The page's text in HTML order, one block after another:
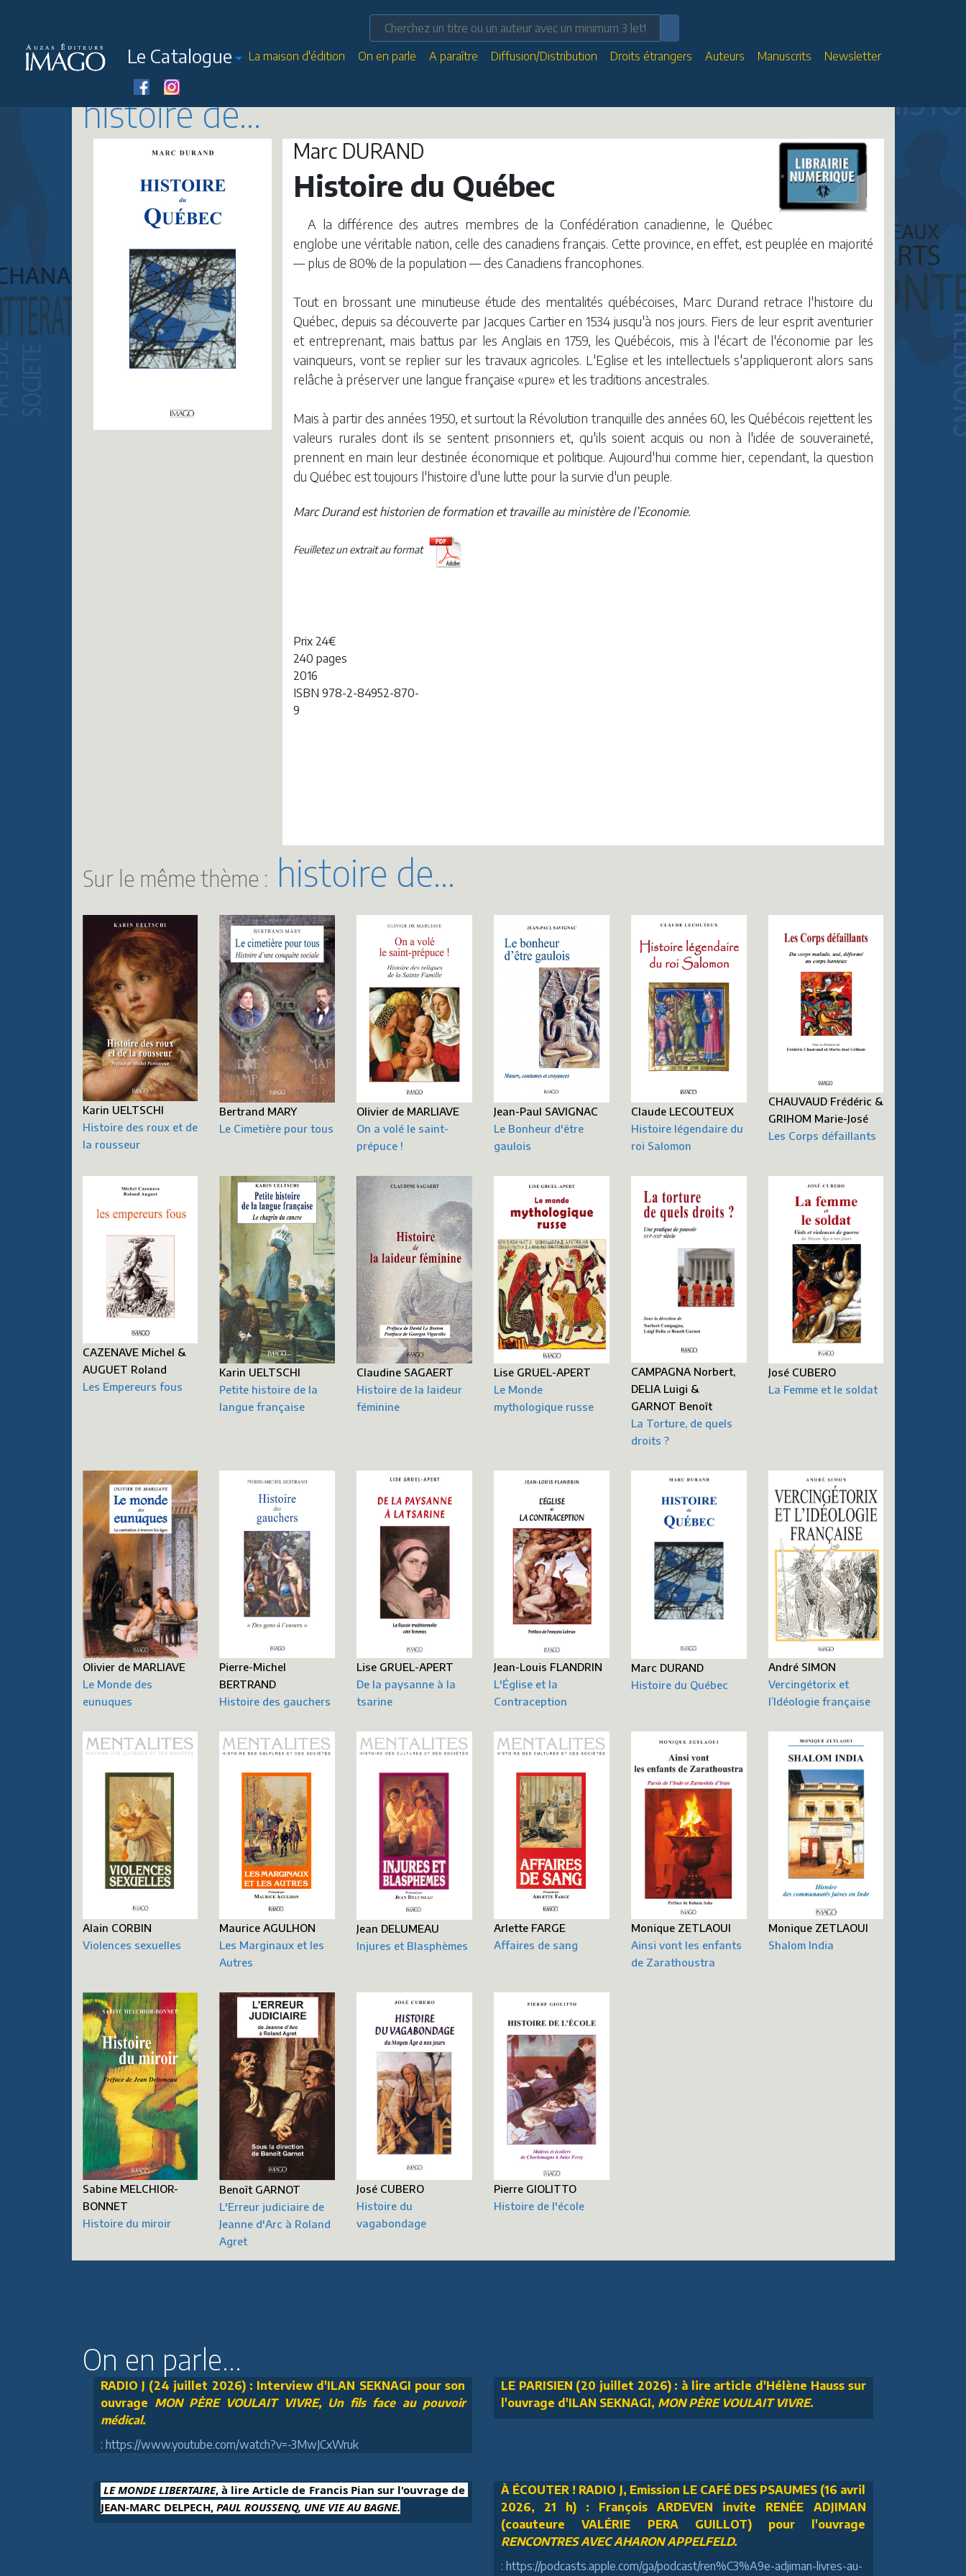
Le Catalogue La maison d'édition On en parle A paraître Diffusion/Distribution Droits étrangers Auteurs Manuscrits Newsletter
histoire de...
Marc DURAND
Histoire du Québec
A la différence des autres membres de la Confédération canadienne, le Québec
englobe une véritable nation, celle des canadiens français. Cette province, en effet, est peuplée en majorité
— plus de 80% de la population — des Canadiens francophones.
Tout en brossant une minutieuse étude des mentalités québécoises, Marc Durand retrace l'histoire du
Québec, depuis sa découverte par Jacques Cartier en 1534 jusqu'à nos jours. Fiers de leur esprit aventurier
et entreprenant, mais battus par les Anglais en 1759, les Québécois, mis à l'écart de l'économie par les
vainqueurs, vont se replier sur les travaux agricoles. L'Eglise et les intellectuels s'appliqueront alors sans
relâche à préserver une langue française «pure» et les traditions ancestrales.
Mais à partir des années 1950, et surtout la Révolution tranquille des années 60, les Québécois rejettent les
valeurs rurales dont ils se sentent prisonniers et, qu'ils soient acquis ou non à l'idée de souveraineté,
prennent en main leur destinée économique et politique.Aujourd'hui comme hier, cependant, la question
du Québec est toujours l'histoire d'une lutte pour la survie d'un peuple.
Marc Durand est historien de formation et travaille au ministère de l’Economie.
Feuilletez un extrait au format
Prix 24€
240 pages
2016
ISBN 978-2-84952-870-
9
Sur le même thème : histoire de...
Karin UELTSCHI
Histoire des roux et de
la rousseur
Bertrand MARY
Le Cimetière pour tous
Olivier de MARLIAVE
On a volé le saint-
prépuce !
Jean-Paul SAVIGNAC
Le Bonheur d'être
gaulois
Claude LECOUTEUX
Histoire légendaire du
roi Salomon
CHAUVAUD Frédéric &
GRIHOM Marie-José
Les Corps défaillants
CAZENAVE Michel &
AUGUET Roland
Les Empereurs fous
Karin UELTSCHI
Petite histoire de la
langue française
Claudine SAGAERT
Histoire de la laideur
féminine
Lise GRUEL-APERT
Le Monde
mythologique russe
CAMPAGNA Norbert,
DELIA Luigi &
GARNOT Benoît
La Torture, de quels
droits ?
José CUBERO
La Femme et le soldat
Olivier de MARLIAVE
Le Monde des
eunuques
Pierre-Michel
BERTRAND
Histoire des gauchers
Lise GRUEL-APERT
De la paysanne à la
tsarine
Jean-Louis FLANDRIN
L'Église et la
Contraception
Marc DURAND
Histoire du Québec
André SIMON
Vercingétorix et
l’Idéologie française
Alain CORBIN
Violences sexuelles
Maurice AGULHON
Les Marginaux et les
Autres
Jean DELUMEAU
Injures et Blasphèmes
Arlette FARGE
Affaires de sang
Monique ZETLAOUI
Ainsi vont les enfants
de Zarathoustra
Monique ZETLAOUI
Shalom India
Sabine MELCHIOR-
BONNET
Histoire du miroir
Benoît GARNOT
L'Erreur judiciaire de
Jeanne d'Arc à Roland
Agret
José CUBERO
Histoire du
vagabondage
Pierre GIOLITTO
Histoire de l'école
On en parle...
RADIO J (24 juillet 2026) : Interview d'ILAN SEKNAGI pour son
ouvrage MON PÈRE VOULAIT VIVRE, Un fils face au pouvoir
médical.
: https://www.youtube.com/watch?v=-3MwJCxWruk
LE PARISIEN (20 juillet 2026) : à lire article d'Hélène Hauss sur
l'ouvrage d'ILAN SEKNAGI, MON PÈRE VOULAIT VIVRE.
LE MONDE LIBERTAIRE, à lire Article de Francis Pian sur l'ouvrage de
JEAN-MARC DELPECH, PAUL ROUSSENQ, UNE VIE AU BAGNE.
À ÉCOUTER ! RADIO J, Emission LE CAFÉ DES PSAUMES (16 avril
2026, 21 h) : François ARDEVEN invite RENÉE ADJIMAN
(coauteure VALÉRIE PERA GUILLOT) pour l'ouvrage
RENCONTRES AVEC AHARON APPELFELD.
: https://podcasts.apple.com/ga/podcast/ren%C3%A9e-adjiman-livres-au-